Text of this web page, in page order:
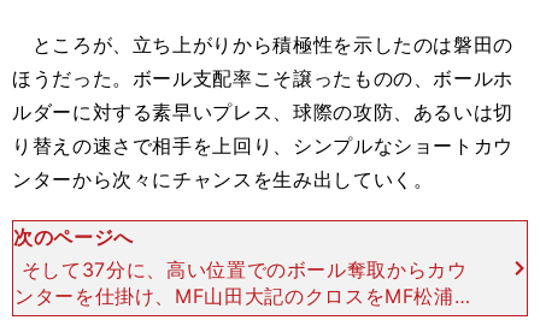
ところが、立ち上がりから積極性を示したのは磐田の
ほうだった。ボール支配率こそ譲ったものの、ボールホ
ルダーに対する素早いプレス、球際の攻防、あるいは切
り替えの速さで相手を上回り、シンプルなショートカウ
ンターから次々にチャンスを生み出していく。
次のページへ
そして37分に、高い位置でのボール奪取からカウ
ンターを仕掛け、MF山田大記のクロスをMF松浦拓
弥が合わせて先制点を奪うと、42分にもふたたび